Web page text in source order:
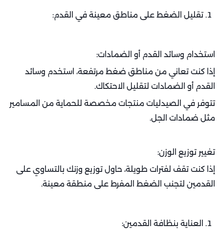
تقليل الضغط على مناطق معينة في القدم:
استخدام وسائد القدم أو الضمادات:
إذا كنت تعاني من مناطق ضغط مرتفعة، استخدم وسائد
القدم أو الضمادات لتقليل الاحتكاك.
تتوفر في الصيدليات منتجات مخصصة للحماية من المسامير
مثل ضمادات الجل.
تغيير توزيع الوزن:
إذا كنت تقف لفترات طويلة، حاول توزيع وزنك بالتساوي على
القدمين لتجنب الضغط المفرط على منطقة معينة.
العناية بنظافة القدمين: